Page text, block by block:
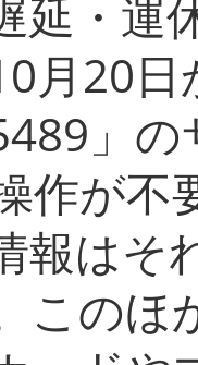
延・運
月20
」
作が不
報はそ
このほ